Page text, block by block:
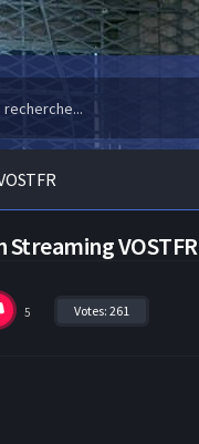
Streaming VOSTFR
5 Votes: 261